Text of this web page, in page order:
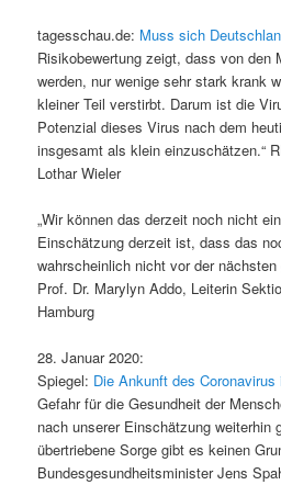
tagesschau.de: Muss sich
Risikobewertung zeigt, dass von den
werden, nur wenige sehr stark krank
kleiner Teil verstirbt. Darum ist die
Potenzial dieses Virus nach dem
insgesamt als klein einzuschätzen.“
Lothar Wieler
„Wir können das derzeit noch nicht
Einschätzung derzeit ist, dass das
wahrscheinlich nicht vor der
Prof. Dr. Marylyn Addo, Leiterin
Hamburg
28. Januar 2020:
Spiegel: Die Ankunft des
Gefahr für die Gesundheit der
nach unserer Einschätzung weiterhin
übertriebene Sorge gibt es keinen
Bundesgesundheitsminister Jens